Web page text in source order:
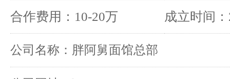
炒鸡腿丁
合作费用：10-20万 成立时间
公司名称：胖阿舅面馆总部